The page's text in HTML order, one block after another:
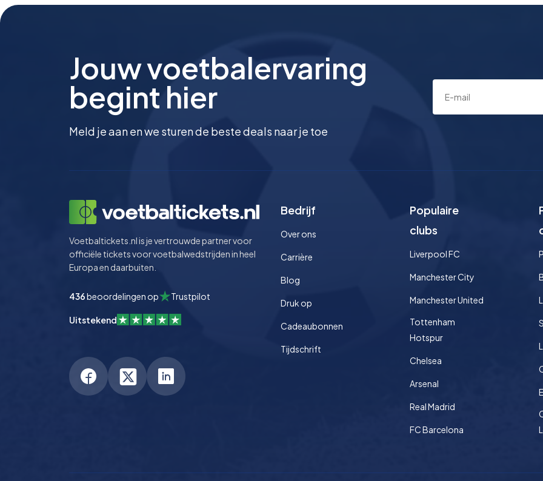
Jouw voetbalervaring
begint hier
Meld je aan en we sturen de beste deals naar je toe
Voetbaltickets.nl is je vertrouwde partner voor
officiële tickets voor voetbalwedstrijden in heel
Europa en daarbuiten.
436beoordelingen op Trustpilot
Uitstekend
Bedrijf
Over ons
Carrière
Blog
Druk op
Cadeaubonnen
Tijdschrift
Populaire
clubs
Liverpool FC
Manchester City
Manchester United
Tottenham
Hotspur
Chelsea
Arsenal
Real Madrid
FC Barcelona